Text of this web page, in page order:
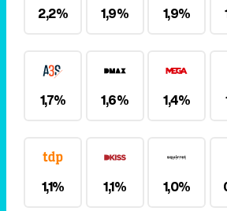
2,2% 1,9% 1,9%
1,7% 1,6% 1,4%
1,1% 1,1% 1,0%